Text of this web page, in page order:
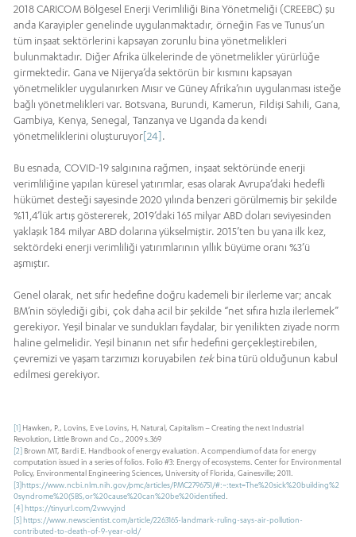
2018 CARICOM Bölgesel Enerji Verimliliği Bina Yönetmeliği (CREEBC) şu
anda Karayipler genelinde uygulanmaktadır, örneğin Fas ve Tunus’un
tüm inşaat sektörlerini kapsayan zorunlu bina yönetmelikleri
bulunmaktadır. Diğer Afrika ülkelerinde de yönetmelikler yürürlüğe
girmektedir. Gana ve Nijerya’da sektörün bir kısmını kapsayan
yönetmelikler uygulanırken Mısır ve Güney Afrika’nın uygulanması isteğe
bağlı yönetmelikleri var. Botsvana, Burundi, Kamerun, Fildişi Sahili, Gana,
Gambiya, Kenya, Senegal, Tanzanya ve Uganda da kendi
yönetmeliklerini oluşturuyor[24].
Bu esnada, COVID-19 salgınına rağmen, inşaat sektöründe enerji
verimliliğine yapılan küresel yatırımlar, esas olarak Avrupa’daki hedefli
hükümet desteği sayesinde 2020 yılında benzeri görülmemiş bir şekilde
%11,4’lük artış göstererek, 2019’daki 165 milyar ABD doları seviyesinden
yaklaşık 184 milyar ABD dolarına yükselmiştir. 2015’ten bu yana ilk kez,
sektördeki enerji verimliliği yatırımlarının yıllık büyüme oranı %3’ü
aşmıştır.
Genel olarak, net sıfır hedefine doğru kademeli bir ilerleme var; ancak
BM’nin söylediği gibi, çok daha acil bir şekilde “net sıfıra hızla ilerlemek”
gerekiyor. Yeşil binalar ve sundukları faydalar, bir yenilikten ziyade norm
haline gelmelidir. Yeşil binanın net sıfır hedefini gerçekleştirebilen,
çevremizi ve yaşam tarzımızı koruyabilen tekbina türü olduğunun kabul
edilmesi gerekiyor.
[1] Hawken, P., Lovins, E ve Lovins, H, Natural, Capitalism – Creating the next Industrial
Revolution, Little Brown and Co., 2009 s.369
[2] Brown MT, Bardi E. Handbook of energy evaluation. A compendium of data for energy
computation issued in a series of folios. Folio #3: Energy of ecosystems. Center for Environmental
Policy, Environmental Engineering Sciences, University of Florida, Gainesville; 2011.
[3]https://www.ncbi.nlm.nih.gov/pmc/articles/PMC2796751/#:~:text=The%20sick%20building%2
0syndrome%20(SBS,or%20cause%20can%20be%20identified
[4] https://tinyurl.com/2vwvyjnd
[5] https://www.newscientist.com/article/2263165-landmark-ruling-says-air-pollution-
contributed-to-death-of-9-year-old/